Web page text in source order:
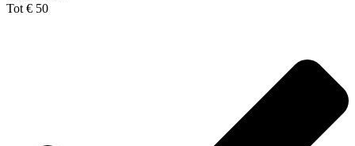
Tot € 50